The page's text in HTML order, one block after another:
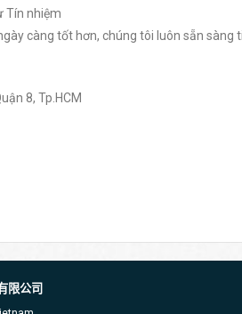
Tín nhiệm
càng tốt hơn, chúng tôi luôn sẵn sàng
8, Tp.HCM
限公司